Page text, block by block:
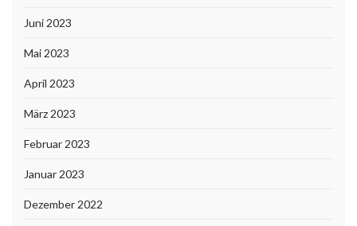
Juni 2023
Mai 2023
April 2023
März 2023
Februar 2023
Januar 2023
Dezember 2022